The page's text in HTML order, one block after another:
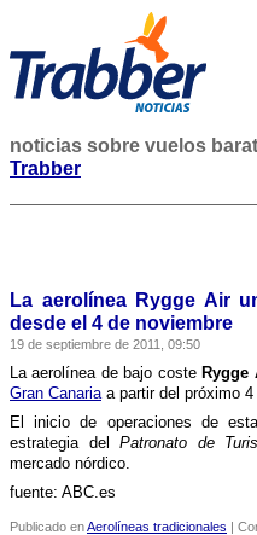
noticias sobre vuelos
Trabber
La aerolí­nea Rygge Air
desde el 4 de noviembre
19 de septiembre de 2011, 09:50
La aerolí­nea de bajo coste Rygge
Gran Canariaa partir del próximo 4
El inicio de operaciones de
estrategia delPatronato de
mercado nórdico.
fuente: ABC.es
Publicado enAerolíneas tradicionales |